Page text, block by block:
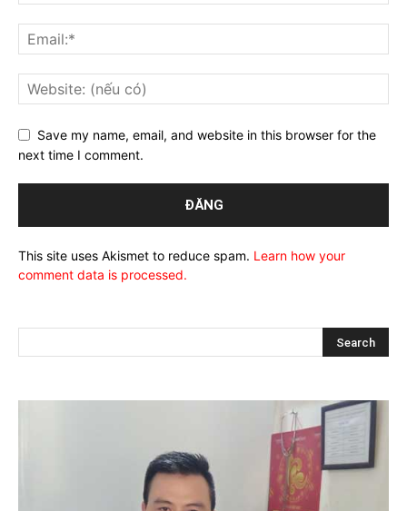
Save my name, email, and website in this browser for the
next time I comment.
This site uses Akismet to reduce spam. Learn how your
comment data is processed.